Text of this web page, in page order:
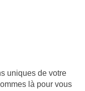
uniques de votre
là pour vous